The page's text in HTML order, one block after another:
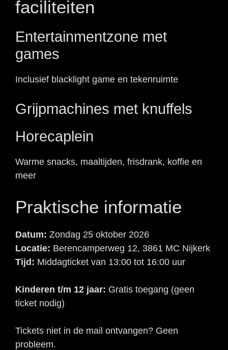
faciliteiten
Entertainmentzone met
games
Inclusief blacklight game en tekenruimte
Grijpmachines met knuffels
Horecaplein
Warme snacks, maaltijden, frisdrank, koffie en
meer
Praktische informatie
Datum: Zondag 25 oktober 2026
Locatie: Berencamperweg 12, 3861 MC Nijkerk
Tijd: Middagticket van 13:00 tot 16:00 uur
Kinderen t/m 12 jaar: Gratis toegang (geen
ticket nodig)
Tickets niet in de mail ontvangen? Geen
probleem.